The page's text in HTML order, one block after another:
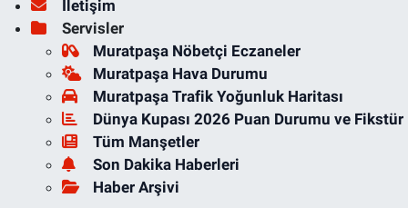
İletişim
Servisler
Muratpaşa Nöbetçi Eczaneler
Muratpaşa Hava Durumu
Muratpaşa Trafik Yoğunluk Haritası
Dünya Kupası 2026 Puan Durumu ve Fikstür
Tüm Manşetler
Son Dakika Haberleri
Haber Arşivi